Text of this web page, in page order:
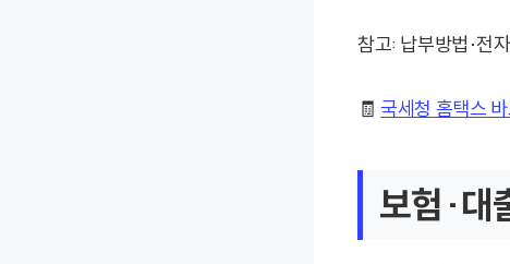
참고: 납부방법·전
🧾국세청 홈택스
보험·대